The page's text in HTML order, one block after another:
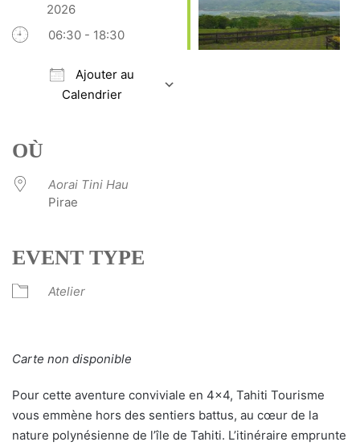
2026
06:30 - 18:30
Ajouter au
Calendrier
OÙ
Aorai Tini Hau
Pirae
EVENT TYPE
Atelier
Carte non disponible
Pour cette aventure conviviale en 4×4, Tahiti Tourisme
vous emmène hors des sentiers battus, au cœur de la
nature polynésienne de l’île de Tahiti. L’itinéraire emprunte